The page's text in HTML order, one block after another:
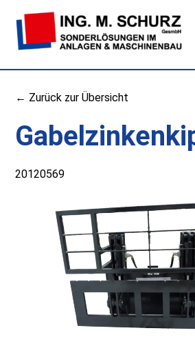
← Zurück zur Übersicht
20120569